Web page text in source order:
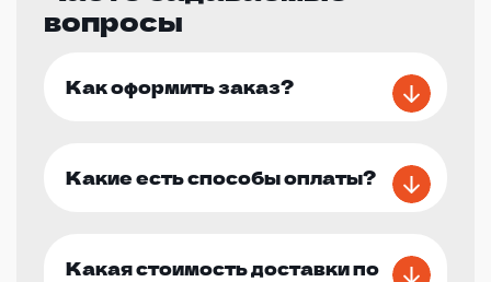
вопросы
Как оформить заказ?
Какие есть способы оплаты?
Какая стоимость доставки по